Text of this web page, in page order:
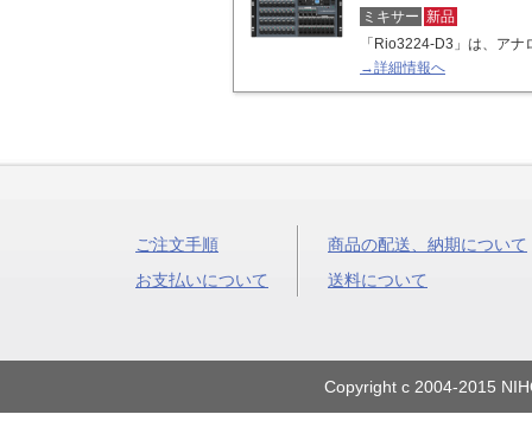
ミキサー 新品
「Rio3224-D3」は、ア
→詳細情報へ
ご注文手順
お支払いについて
商品の配送、納期について
送料について
Copyright c 2004-2015